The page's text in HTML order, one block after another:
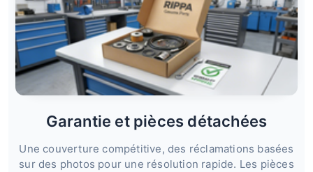
Garantie et pièces détachées
Une couverture compétitive, des réclamations basées
sur des photos pour une résolution rapide. Les pièces